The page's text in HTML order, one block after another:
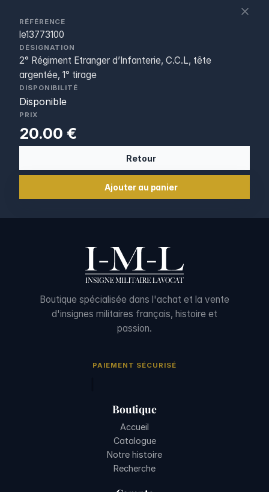
RÉFÉRENCE
le13773100
DÉSIGNATION
2° Régiment Etranger d’Infanterie, C.C.L, tête
argentée, 1° tirage
DISPONIBILITÉ
Disponible
PRIX
20.00 €
Retour
Ajouter au panier
Boutique spécialisée dans l'achat et la vente
d'insignes militaires français, histoire et
passion.
PAIEMENT SÉCURISÉ
Boutique
Accueil
Catalogue
Notre histoire
Recherche